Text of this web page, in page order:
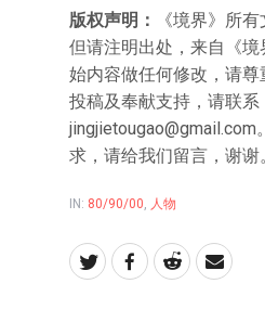
版权声明：
《境界》所
但请注明出处，来自《
始内容做任何修改，请尊
投稿及奉献支持，请联系
jingjietougao@gmail.com
求，请给我们留言，谢谢
IN: 80/90/00, 人物